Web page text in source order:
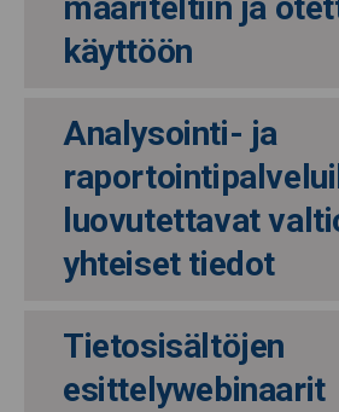
määriteltiin ja
käyttöön
Analysointi- ja
luovutettavat
yhteiset tiedot
Tietosisältöjen
esittelywebinaarit